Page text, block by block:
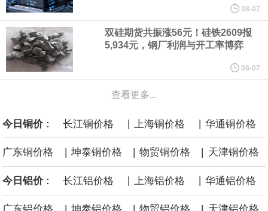
稳定的三大有利因素带动下，预期第3季度营运将优于第2季度，并
进一步扩大全年营运成果。
美国国会预算办公室（CBO）于当地时间5日发布报告称，美国海军
计划建造的15艘核动力“特朗普级”（Trump-class）战列舰，从研发
到采购的总费用可能高达2750亿美元，为美国有史以来最昂贵的水
面战舰项目之一。 根据CBO的初步估算，首舰造价约234亿美元，
后续14艘平均每艘约180亿美元。
08-07
双硅期货共振涨56元！硅铁2609报
5,934元，钢厂利润与开工率博弈
08-07
查看更多...
今日铜价 : 长江铜价格 | 上海铜价格 | 华通铜价格
广东铜价格 | 坤泰铜价格 | 物贸铜价格 | 天津铜价格
今日铝价 : 长江铝价格 上海铝价格 华通铝价格